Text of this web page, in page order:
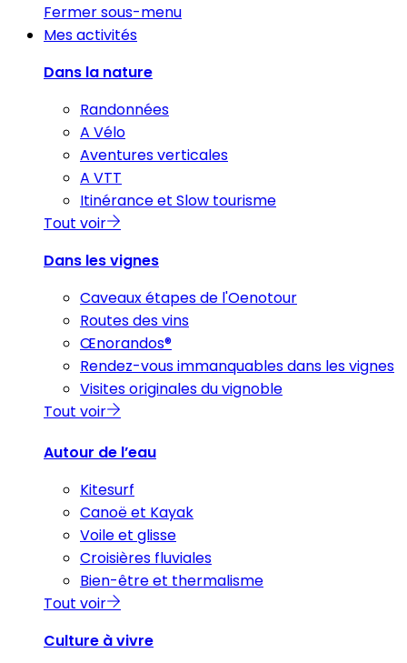
Fermer sous-menu
Mes activités
Dans la nature
Randonnées
A Vélo
Aventures verticales
A VTT
Itinérance et Slow tourisme
Tout voir
Dans les vignes
Caveaux étapes de l'Oenotour
Routes des vins
Œnorandos®
Rendez-vous immanquables dans les vignes
Visites originales du vignoble
Tout voir
Autour de l’eau
Kitesurf
Canoë et Kayak
Voile et glisse
Croisières fluviales
Bien-être et thermalisme
Tout voir
Culture à vivre